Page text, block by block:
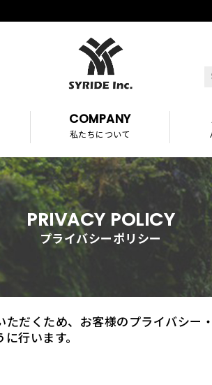
COMPANY
私たちについて
PRIVACY POLICY
プライバシーポリシー
だくため、お客様のプライバシー
行います。